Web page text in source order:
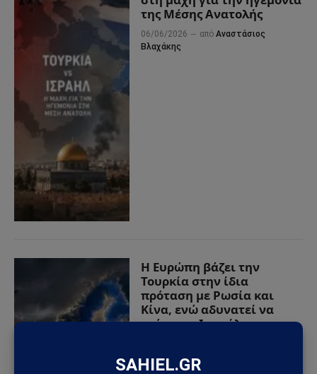
της Μέσης Ανατολής
06/06/2026 από Αναστάσιος
Βλαχάκης
Η Ευρώπη βάζει την
Τουρκία στην ίδια
πρόταση με Ρωσία και
Κίνα, ενώ αδυνατεί να
πιέσει το Ισραήλ